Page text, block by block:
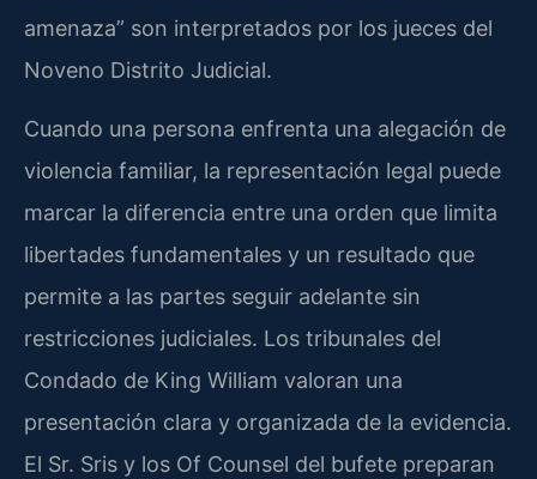
amenaza” son interpretados por los jueces del
Noveno Distrito Judicial.
Cuando una persona enfrenta una alegación de
violencia familiar, la representación legal puede
marcar la diferencia entre una orden que limita
libertades fundamentales y un resultado que
permite a las partes seguir adelante sin
restricciones judiciales. Los tribunales del
Condado de King William valoran una
presentación clara y organizada de la evidencia.
El Sr. Sris y los Of Counsel del bufete preparan